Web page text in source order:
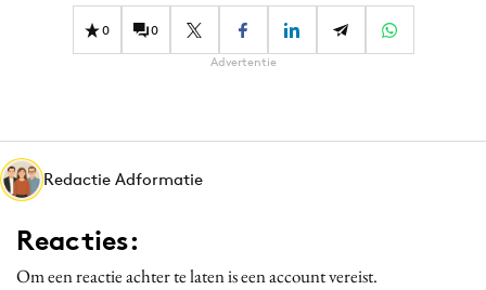
Gedragsverandering
Influencer marketing
Media
Merkstrategie
PR
Programmatic
Purpose Marketing
0 0
Advertentie
Redactie Adformatie
Reacties:
Om een reactie achter te laten is een account vereist.